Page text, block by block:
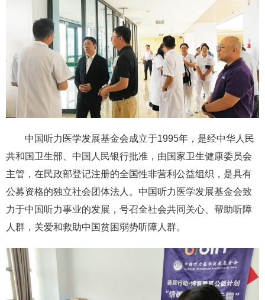
中国听力医学发展基金会成立于1995年，是经中华人民
共和国卫生部、中国人民银行批准，由国家卫生健康委员会
主管，在民政部登记注册的全国性非营利公益组织，是具有
公募资格的独立社会团体法人。中国听力医学发展基金会致
力于中国听力事业的发展，号召全社会共同关心、帮助听障
人群，关爱和救助中国贫困弱势听障人群。